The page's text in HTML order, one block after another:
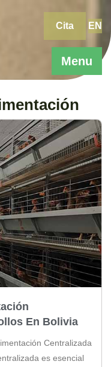
Menu
Cita EN
En Bolivia
Centralizada
es esencial